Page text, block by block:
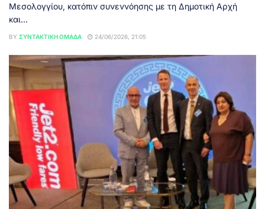
Μεσολογγίου, κατόπιν συνεννόησης με τη Δημοτική Αρχή
και...
BY ΣΥΝΤΑΚΤΙΚΉ ΟΜΆΔΑ 24/06/2026, 21:05